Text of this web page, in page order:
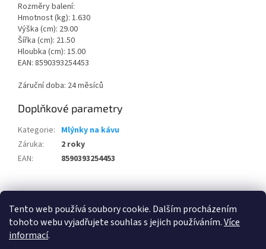
Tento web používá soubory cookie. Dalším procházením
tohoto webu vyjadřujete souhlas s jejich používáním.Více
informací.
Rozměry balení:
Hmotnost (kg): 1.630
Výška (cm): 29.00
Šířka (cm): 21.50
Hloubka (cm): 15.00
EAN: 8590393254453
Záruční doba: 24 měsíců
Doplňkové parametry
Kategorie: Mlýnky na kávu
Záruka:
2 roky
EAN: 8590393254453
Z
100 % zákazníků Heureka.cz nás doporučuje! Zboží.cz Firmy.cz